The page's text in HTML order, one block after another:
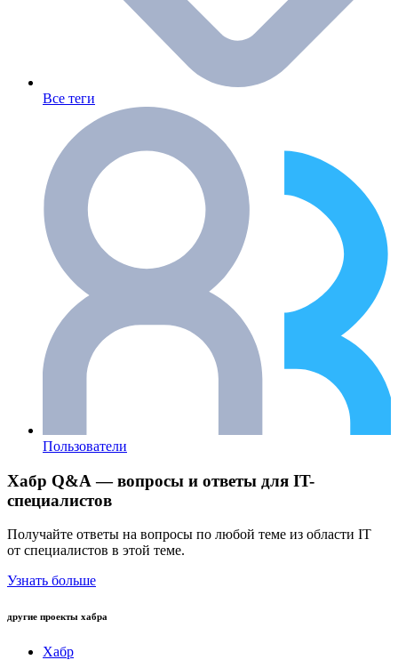
Все теги
Пользователи
Хабр Q&A — вопросы и ответы для IT-
специалистов
Получайте ответы на вопросы по любой теме из области IT
от специалистов в этой теме.
Узнать больше
другие проекты хабра
Хабр